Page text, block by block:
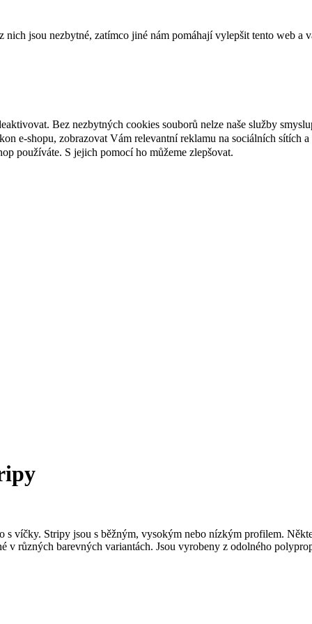
jsou nezbytné, zatímco jiné nám pomáhají vylepšit tento web a
Bez nezbytných cookies souborů nelze naše služby
e-shopu, zobrazovat Vám relevantní reklamu na sociálních sítích
používáte. S jejich pomocí ho můžeme zlepšovat.
víčky. Stripy jsou s běžným, vysokým nebo nízkým profilem.
v různých barevných variantách. Jsou vyrobeny z odolného